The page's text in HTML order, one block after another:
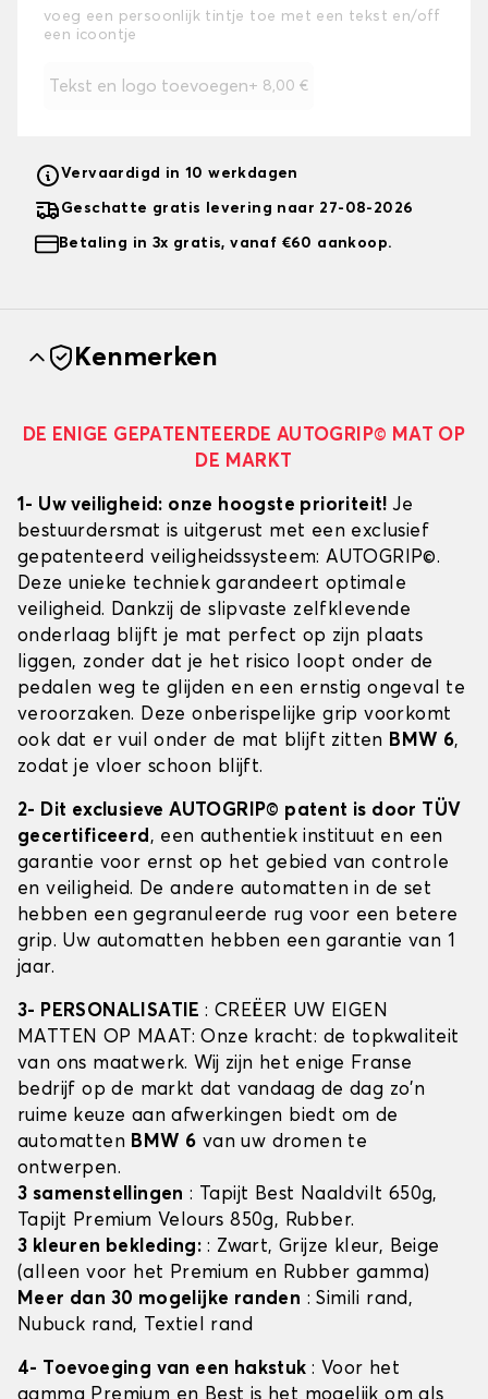
voeg een persoonlijk tintje toe met een tekst en/off
een icoontje
Tekst en logo toevoegen+ 8,00 €
Vervaardigd in 10 werkdagen
Geschatte gratis levering naar 27-08-2026
Betaling in 3x gratis, vanaf €60 aankoop.
Kenmerken
DE ENIGE GEPATENTEERDE AUTOGRIP© MAT OP
DE MARKT
1- Uw veiligheid: onze hoogste prioriteit!Je
bestuurdersmat is uitgerust met een exclusief
gepatenteerd veiligheidssysteem: AUTOGRIP©.
Deze unieke techniek garandeert optimale
veiligheid. Dankzij de slipvaste zelfklevende
onderlaag blijft je mat perfect op zijn plaats
liggen, zonder dat je het risico loopt onder de
pedalen weg te glijden en een ernstig ongeval te
veroorzaken. Deze onberispelijke grip voorkomt
ook dat er vuil onder de mat blijft zitten BMW 6,
zodat je vloer schoon blijft.
2- Dit exclusieve AUTOGRIP© patent is door TÜV
gecertificeerd, een authentiek instituut en een
garantie voor ernst op het gebied van controle
en veiligheid. De andere automatten in de set
hebben een gegranuleerde rug voor een betere
grip. Uw automatten hebben een garantie van 1
jaar.
3- PERSONALISATIE: CREËER UW EIGEN
MATTEN OP MAAT: Onze kracht: de topkwaliteit
van ons maatwerk. Wij zijn het enige Franse
bedrijf op de markt dat vandaag de dag zo'n
ruime keuze aan afwerkingen biedt om de
automatten BMW 6 van uw dromen te
ontwerpen.
3 samenstellingen : Tapijt Best Naaldvilt 650g,
Tapijt Premium Velours 850g, Rubber.
3 kleuren bekleding: : Zwart, Grijze kleur, Beige
(alleen voor het Premium en Rubber gamma)
Meer dan 30 mogelijke randen : Simili rand,
Nubuck rand, Textiel rand
4- Toevoeging van een hakstuk : Voor het